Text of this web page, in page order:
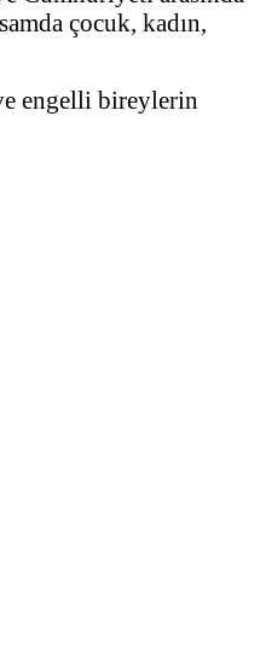
çocuk, kadın,
engelli bireylerin